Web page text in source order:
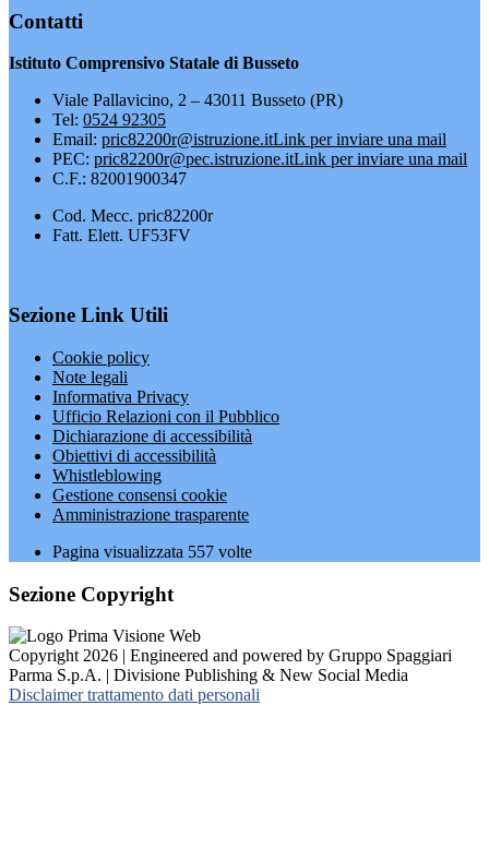
Contatti
Istituto Comprensivo Statale di Busseto
Viale Pallavicino, 2 – 43011 Busseto (PR)
Tel: 0524 92305
Email: pric82200r@istruzione.itLink per inviare una mail
PEC: pric82200r@pec.istruzione.itLink per inviare una mail
C.F.: 82001900347
Cod. Mecc. pric82200r
Fatt. Elett. UF53FV
Sezione Link Utili
Cookie policy
Note legali
Informativa Privacy
Ufficio Relazioni con il Pubblico
Dichiarazione di accessibilità
Obiettivi di accessibilità
Whistleblowing
Gestione consensi cookie
Amministrazione trasparente
Pagina visualizzata 557 volte
Sezione Copyright
Copyright 2026 | Engineered and powered by Gruppo Spaggiari
Parma S.p.A. | Divisione Publishing & New Social Media
Disclaimer trattamento dati personali